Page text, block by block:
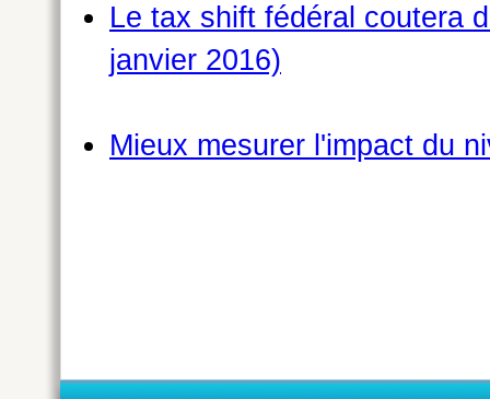
Le tax shift fédéral coutera
janvier 2016)
Mieux mesurer l'impact du